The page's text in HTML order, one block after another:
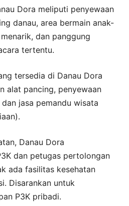
Dora meliputi penyewaan
danau, area bermain anak-
dan panggung
tertentu.
tersedia di Danau Dora
alat pancing, penyewaan
jasa pemandu wisata
Danau Dora
dan petugas pertolongan
ada fasilitas kesehatan
Disarankan untuk
P3K pribadi.